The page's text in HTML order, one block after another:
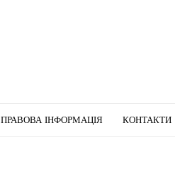
ПРАВОВА ІНФОРМАЦІЯ КОНТАКТИ